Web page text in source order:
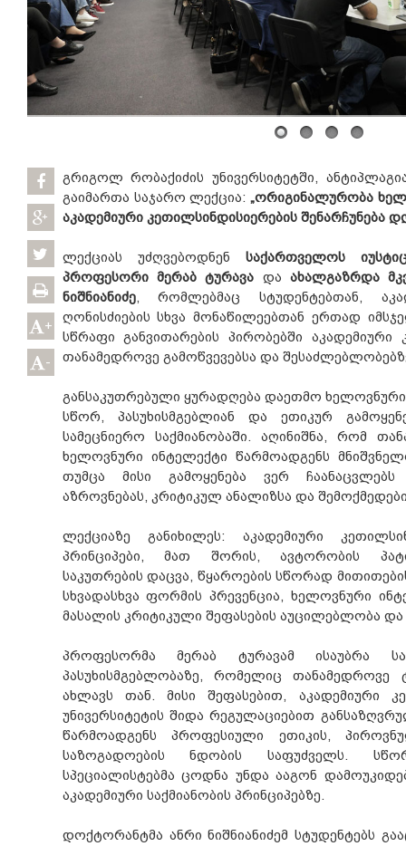
+
-
გრიგოლ რობაქიძის უნივერსიტეტში,
გაიმართა საჯარო ლექცია:„ორიგინალურობა
აკადემიური კეთილსინდისიერების შენარჩუნება
ლექციას უძღვებოდნენსაქართველოს
პროფესორი მერაბ ტურავა და ახალგაზრდა
ნიშნიანიძე, რომლებმაც სტუდენტებთან,
ღონისძიების სხვა მონაწილეებთან ერთად
სწრაფი განვითარების პირობებში აკადემიური
თანამედროვე გამოწვევებსა და
განსაკუთრებული ყურადღება დაეთმო
სწორ, პასუხისმგებლიან და ეთიკურ
სამეცნიერო საქმიანობაში. აღინიშნა, რომ
ხელოვნური ინტელექტი წარმოადგენს
თუმცა მისი გამოყენება ვერ
აზროვნებას, კრიტიკულ ანალიზსა და
ლექციაზე განიხილეს: აკადემიური
პრინციპები, მათ შორის, ავტორობის
საკუთრების დაცვა, წყაროების სწორად
სხვადასხვა ფორმის პრევენცია, ხელოვნური
მასალის კრიტიკული შეფასების აუცილებლობა და
პროფესორმა მერაბ ტურავამ ისაუბრა
პასუხისმგებლობაზე, რომელიც თანამედროვე
ახლავს თან. მისი შეფასებით, აკადემიური
უნივერსიტეტის შიდა რეგულაციებით
წარმოადგენს პროფესიული ეთიკის,
საზოგადოების ნდობის საფუძველს.
სპეციალისტებმა ცოდნა უნდა ააგონ
აკადემიური საქმიანობის პრინციპებზე.
დოქტორანტმა ანრი ნიშნიანიძემ სტუდენტებს